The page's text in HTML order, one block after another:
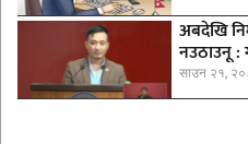
अबदेखि
नउठाउनू :
साउन २१,